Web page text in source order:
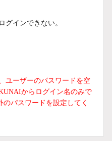
グインできない。
ユーザーのパスワードを空
からログイン名のみで
パスワードを設定してく